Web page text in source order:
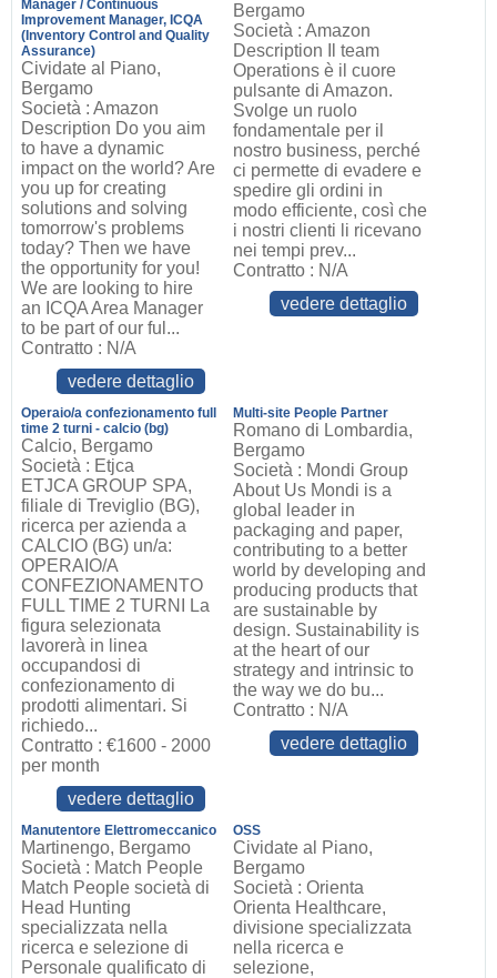
Manager / Continuous
Improvement Manager, ICQA
(Inventory Control and Quality
Assurance)
Cividate al Piano,
Bergamo
Società : Amazon
Description Do you aim
to have a dynamic
impact on the world? Are
you up for creating
solutions and solving
tomorrow's problems
today? Then we have
the opportunity for you!
We are looking to hire
an ICQA Area Manager
to be part of our ful...
Contratto : N/A
vedere dettaglio
Bergamo
Società : Amazon
Description Il team
Operations è il cuore
pulsante di Amazon.
Svolge un ruolo
fondamentale per il
nostro business, perché
ci permette di evadere e
spedire gli ordini in
modo efficiente, così che
i nostri clienti li ricevano
nei tempi prev...
Contratto : N/A
vedere dettaglio
Operaio/a confezionamento full
time 2 turni - calcio (bg)
Calcio, Bergamo
Società : Etjca
ETJCA GROUP SPA,
filiale di Treviglio (BG),
ricerca per azienda a
CALCIO (BG) un/a:
OPERAIO/A
CONFEZIONAMENTO
FULL TIME 2 TURNI La
figura selezionata
lavorerà in linea
occupandosi di
confezionamento di
prodotti alimentari. Si
richiedo...
Contratto : €1600 - 2000
per month
vedere dettaglio
Multi-site People Partner
Romano di Lombardia,
Bergamo
Società : Mondi Group
About Us Mondi is a
global leader in
packaging and paper,
contributing to a better
world by developing and
producing products that
are sustainable by
design. Sustainability is
at the heart of our
strategy and intrinsic to
the way we do bu...
Contratto : N/A
vedere dettaglio
Manutentore Elettromeccanico
Martinengo, Bergamo
Società : Match People
Match People società di
Head Hunting
specializzata nella
ricerca e selezione di
Personale qualificato di
OSS
Cividate al Piano,
Bergamo
Società : Orienta
Orienta Healthcare,
divisione specializzata
nella ricerca e
selezione,